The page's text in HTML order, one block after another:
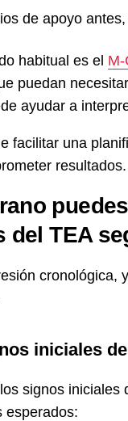
de apoyo
habitual es el M-
puedan
ayudar a
facilitar una
resultados.
TEA
cronológica,
iniciales
signos iniciales
esperados: